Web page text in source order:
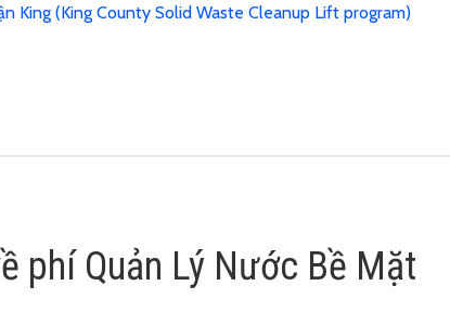
King (King County Solid Waste Cleanup Lift program)
phí Quản Lý Nước Bề Mặt